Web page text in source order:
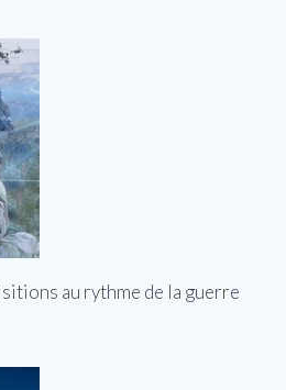
au rythme de la guerre